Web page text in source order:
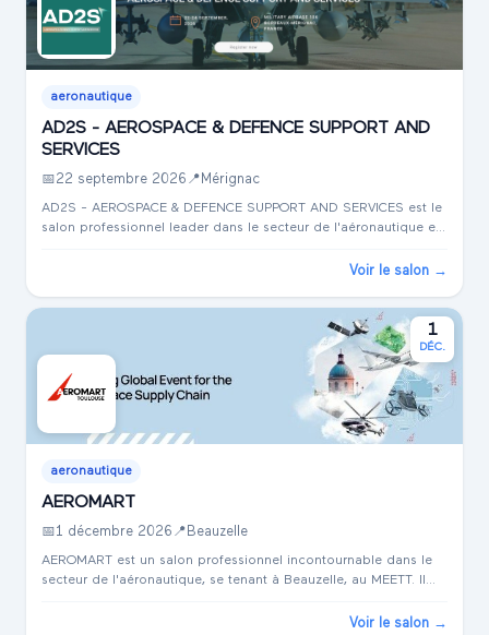
aeronautique
AD2S - AEROSPACE & DEFENCE SUPPORT AND
SERVICES
📅22 septembre 2026 📍 Mérignac
AD2S - AEROSPACE & DEFENCE SUPPORT AND SERVICES est le
salon professionnel leader dans le secteur de l'aéronautique et
Voir le salon →
1
DÉC.
aeronautique
AEROMART
📅1 décembre 2026 📍 Beauzelle
AEROMART est un salon professionnel incontournable dans le
secteur de l'aéronautique, se tenant à Beauzelle, au MEETT. Il
Voir le salon →